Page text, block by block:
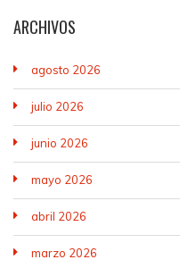
ARCHIVOS
agosto 2026
julio 2026
junio 2026
mayo 2026
abril 2026
marzo 2026